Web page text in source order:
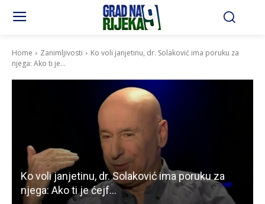
Home Zanimljivosti
Ko voli janjetinu, dr. Solaković ima poruku za
njega: Ako ti je...
Ko voli janjetinu, dr. Solaković ima poruku za
njega: Ako ti je ćejf…